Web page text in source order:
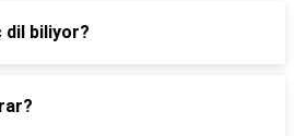
dil biliyor?